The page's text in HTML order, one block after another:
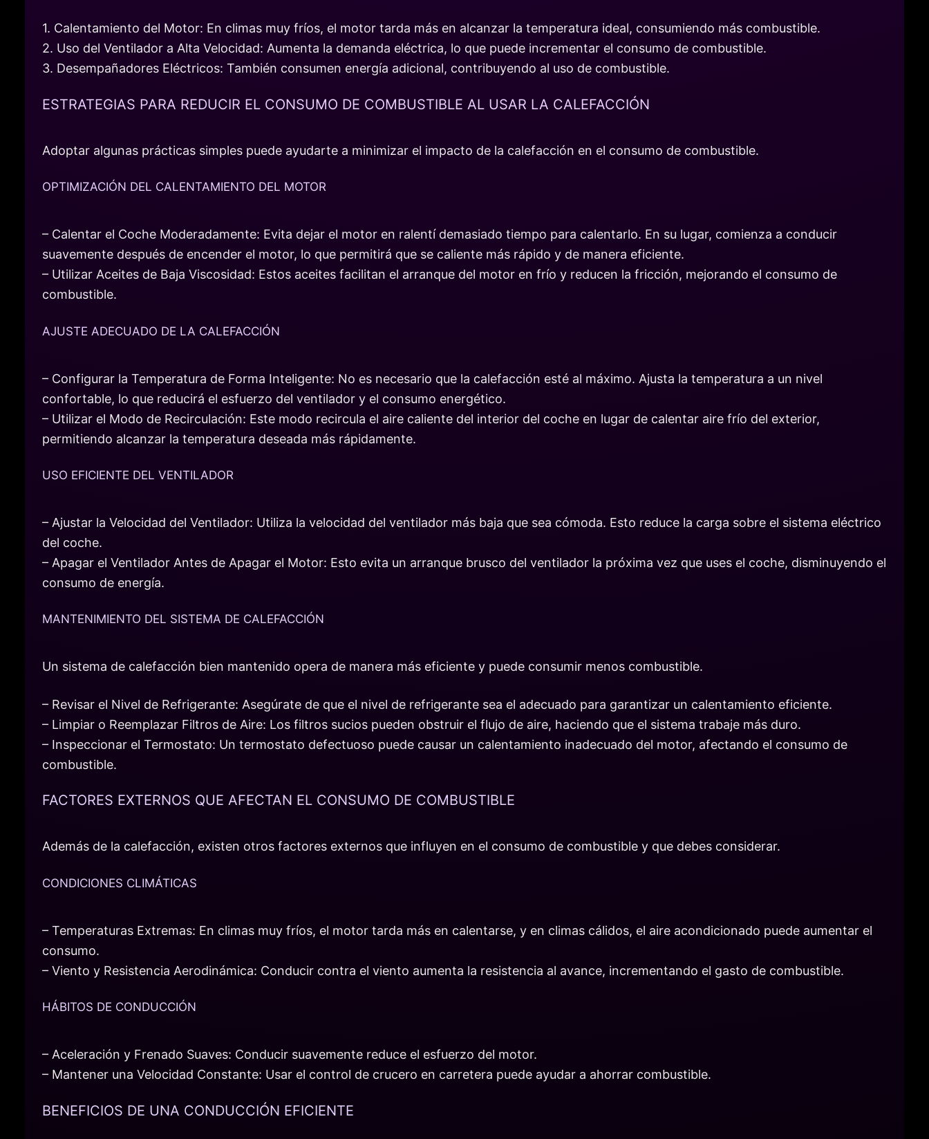
1. Calentamiento del Motor: En climas muy fríos, el motor tarda más en alcanzar la temperatura ideal, consumiendo más combustible.
2. Uso del Ventilador a Alta Velocidad: Aumenta la demanda eléctrica, lo que puede incrementar el consumo de combustible.
3. Desempañadores Eléctricos: También consumen energía adicional, contribuyendo al uso de combustible.
ESTRATEGIAS PARA REDUCIR EL CONSUMO DE COMBUSTIBLE AL USAR LA CALEFACCIÓN
Adoptar algunas prácticas simples puede ayudarte a minimizar el impacto de la calefacción en el consumo de combustible.
OPTIMIZACIÓN DEL CALENTAMIENTO DEL MOTOR
– Calentar el Coche Moderadamente: Evita dejar el motor en ralentí demasiado tiempo para calentarlo. En su lugar, comienza a conducir
suavemente después de encender el motor, lo que permitirá que se caliente más rápido y de manera eficiente.
– Utilizar Aceites de Baja Viscosidad: Estos aceites facilitan el arranque del motor en frío y reducen la fricción, mejorando el consumo de
combustible.
AJUSTE ADECUADO DE LA CALEFACCIÓN
– Configurar la Temperatura de Forma Inteligente: No es necesario que la calefacción esté al máximo. Ajusta la temperatura a un nivel
confortable, lo que reducirá el esfuerzo del ventilador y el consumo energético.
– Utilizar el Modo de Recirculación: Este modo recircula el aire caliente del interior del coche en lugar de calentar aire frío del exterior,
permitiendo alcanzar la temperatura deseada más rápidamente.
USO EFICIENTE DEL VENTILADOR
– Ajustar la Velocidad del Ventilador: Utiliza la velocidad del ventilador más baja que sea cómoda. Esto reduce la carga sobre el sistema eléctrico
del coche.
– Apagar el Ventilador Antes de Apagar el Motor: Esto evita un arranque brusco del ventilador la próxima vez que uses el coche, disminuyendo el
consumo de energía.
MANTENIMIENTO DEL SISTEMA DE CALEFACCIÓN
Un sistema de calefacción bien mantenido opera de manera más eficiente y puede consumir menos combustible.
– Revisar el Nivel de Refrigerante: Asegúrate de que el nivel de refrigerante sea el adecuado para garantizar un calentamiento eficiente.
– Limpiar o Reemplazar Filtros de Aire: Los filtros sucios pueden obstruir el flujo de aire, haciendo que el sistema trabaje más duro.
– Inspeccionar el Termostato: Un termostato defectuoso puede causar un calentamiento inadecuado del motor, afectando el consumo de
combustible.
FACTORES EXTERNOS QUE AFECTAN EL CONSUMO DE COMBUSTIBLE
Además de la calefacción, existen otros factores externos que influyen en el consumo de combustible y que debes considerar.
CONDICIONES CLIMÁTICAS
– Temperaturas Extremas: En climas muy fríos, el motor tarda más en calentarse, y en climas cálidos, el aire acondicionado puede aumentar el
consumo.
– Viento y Resistencia Aerodinámica: Conducir contra el viento aumenta la resistencia al avance, incrementando el gasto de combustible.
HÁBITOS DE CONDUCCIÓN
– Aceleración y Frenado Suaves: Conducir suavemente reduce el esfuerzo del motor.
– Mantener una Velocidad Constante: Usar el control de crucero en carretera puede ayudar a ahorrar combustible.
BENEFICIOS DE UNA CONDUCCIÓN EFICIENTE